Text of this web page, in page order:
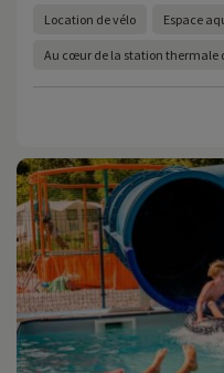
Location de vélo Espace
Au cœur de la station thermale